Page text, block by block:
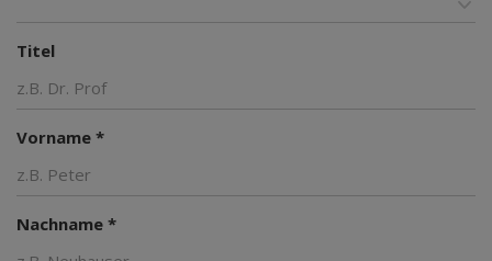
Titel
Vorname *
Nachname *